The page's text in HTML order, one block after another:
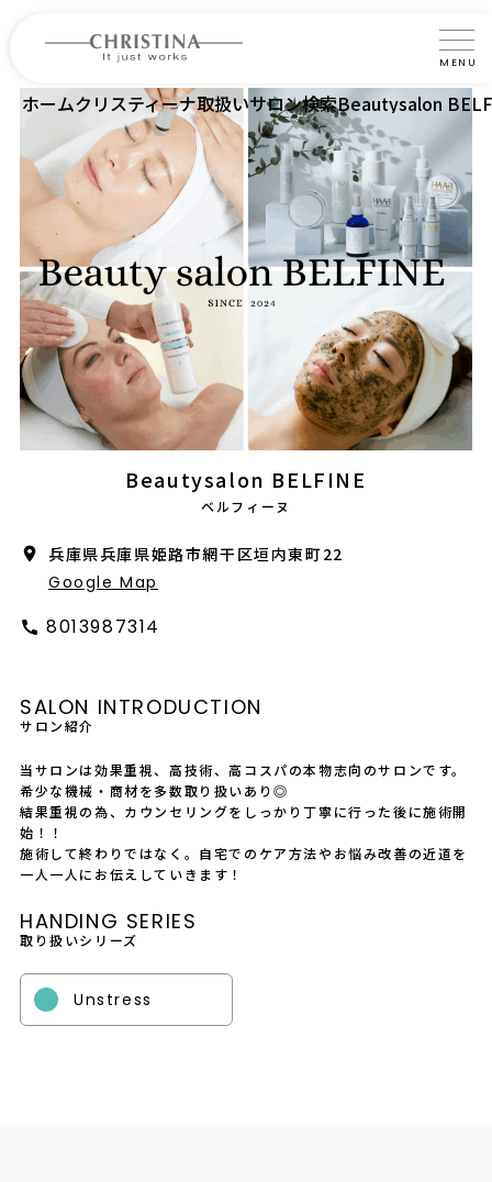
MENU
クリスティーナについて
製品について
製品の使い方
サロントリートメント
サロン検索
よくあるご質問
認定インストラクター・トレーナー紹介
コラム
採用情報
プライバシーポリシー
ホームクリスティーナ取扱いサロン検索Beautysalon
Beautysalon BELFINE
ベルフィーヌ
兵庫県兵庫県姫路市網干区垣内東町22
Google Map
8013987314
SALON INTRODUCTION
サロン紹介
当サロンは効果重視、高技術、高コスパの本物志向のサロンです。
希少な機械・商材を多数取り扱いあり◎
結果重視の為、カウンセリングをしっかり丁寧に行った後に施術開
始！！
施術して終わりではなく。自宅でのケア方法やお悩み改善の近道を
一人一人にお伝えしていきます！
HANDING SERIES
取り扱いシリーズ
Unstress